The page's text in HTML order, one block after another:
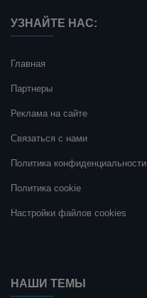
УЗНАЙТЕ НАС:
Главная
Партнеры
Реклама на сайте
Связаться с нами
Политика конфиденциальности
Политика cookie
Настройки файлов cookies
НАШИ ТЕМЫ